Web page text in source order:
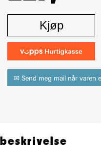
Kjøp
✉ Send meg mail når varen
beskrivelse